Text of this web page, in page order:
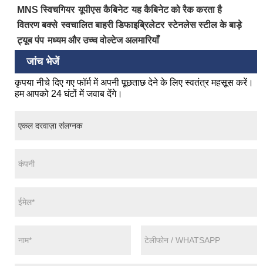
MNS स्विचगियर यूपीएस कैबिनेट यह कैबिनेट को रैक करता है
वितरण बक्से स्वचालित बाहरी डिफाइब्रिलेटर स्टेनलेस स्टील के बाड़े
ट्यूब पंप मध्यम और उच्च वोल्टेज अलमारियाँ
जांच भेजें
कृपया नीचे दिए गए फॉर्म में अपनी पूछताछ देने के लिए स्वतंत्र महसूस करें।
हम आपको 24 घंटों में जवाब देंगे।